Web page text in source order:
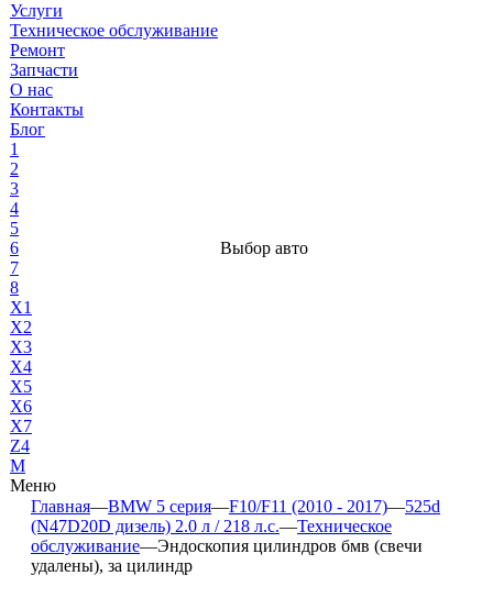
Услуги
Техническое обслуживание
Ремонт
Запчасти
О нас
Контакты
Блог
1
2
3
4
5
6
7
8
X1
X2
X3
X4
X5
X6
X7
Z4
М
Меню
Выбор авто
Главная—BMW 5 серия—F10/F11 (2010 - 2017)—525d
(N47D20D дизель) 2.0 л / 218 л.с.—Техническое
обслуживание—Эндоскопия цилиндров бмв (свечи
удалены), за цилиндр